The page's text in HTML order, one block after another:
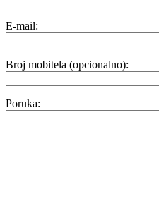
E-mail:
Broj mobitela (opcionalno):
Poruka: